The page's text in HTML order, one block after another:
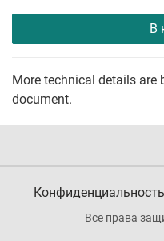
В
More technical details are
document.
Конфиденциальность
Все права